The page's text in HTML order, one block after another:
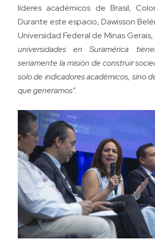
líderes académicos de Brasil,
Durante este espacio, Dawisson
Universidad Federal de Minas
universidades en Suramérica
seriamente la misión de construir
solo de indicadores académicos, sino
que generamos”.